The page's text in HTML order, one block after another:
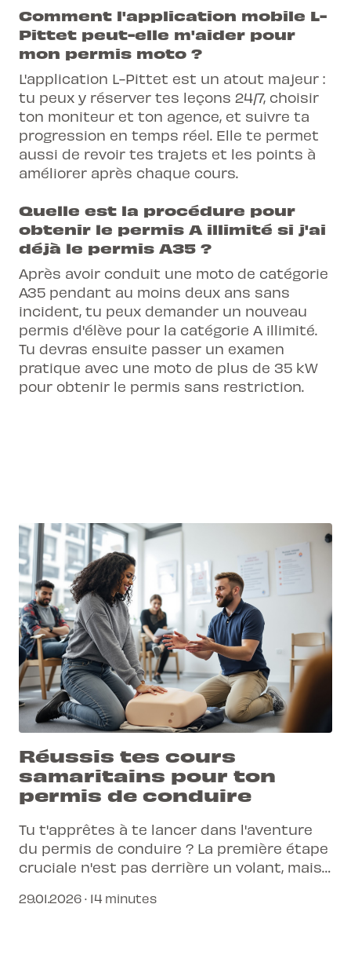
Comment l'application mobile L-
Pittet peut-elle m'aider pour
mon permis moto ?
L'application L-Pittet est un atout majeur :
tu peux y réserver tes leçons 24/7, choisir
ton moniteur et ton agence, et suivre ta
progression en temps réel. Elle te permet
aussi de revoir tes trajets et les points à
améliorer après chaque cours.
Quelle est la procédure pour
obtenir le permis A illimité si j'ai
déjà le permis A35 ?
Après avoir conduit une moto de catégorie
A35 pendant au moins deux ans sans
incident, tu peux demander un nouveau
permis d'élève pour la catégorie A illimité.
Tu devras ensuite passer un examen
pratique avec une moto de plus de 35 kW
pour obtenir le permis sans restriction.
Réussis tes cours
samaritains pour ton
permis de conduire
Tu t'apprêtes à te lancer dans l'aventure
du permis de conduire ? La première étape
cruciale n'est pas derrière un volant, mais
maîtriser les premiers secours.
29.01.2026 · 14 minutes